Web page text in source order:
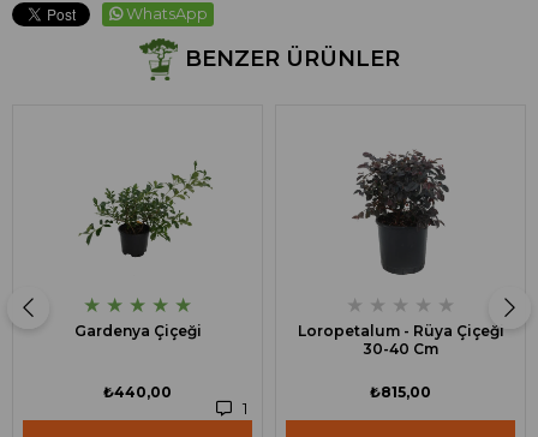
WhatsApp
BENZER ÜRÜNLER
★ ★ ★ ★ ★
Gardenya Çiçeği
1
₺440,00
★ ★ ★ ★ ★
Loropetalum - Rüya Çiçeği
30-40 Cm
₺815,00